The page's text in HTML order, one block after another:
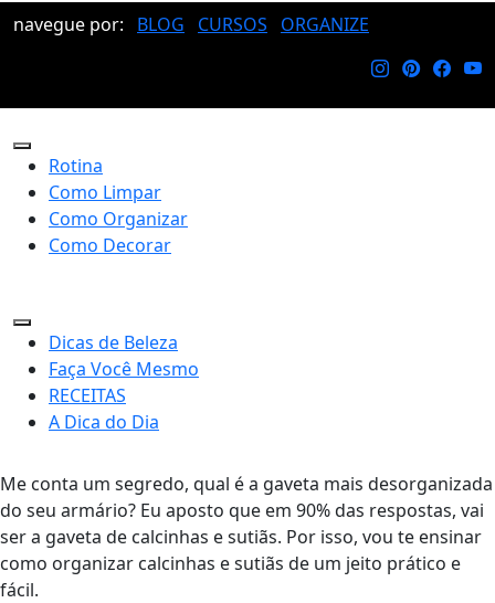
navegue por: BLOG CURSOS ORGANIZE
Rotina
Como Limpar
Como Organizar
Como Decorar
Dicas de Beleza
Faça Você Mesmo
RECEITAS
A Dica do Dia
Me conta um segredo, qual é a gaveta mais desorganizada
do seu armário? Eu aposto que em 90% das respostas, vai
ser a gaveta de calcinhas e sutiãs. Por isso, vou te ensinar
como organizar calcinhas e sutiãs de um jeito prático e
fácil.